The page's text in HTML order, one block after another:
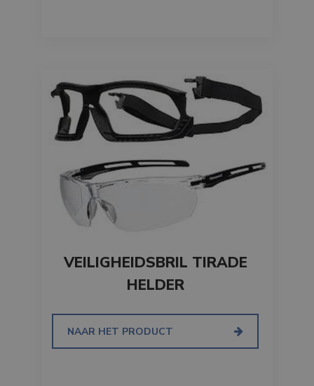
VEILIGHEIDSBRIL TIRADE
HELDER
NAAR HET PRODUCT